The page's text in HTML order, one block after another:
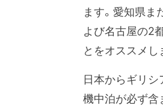
ます。愛知県ま
よび名古屋の2
とをオススメし
日本からギリシ
機中泊が必ず含